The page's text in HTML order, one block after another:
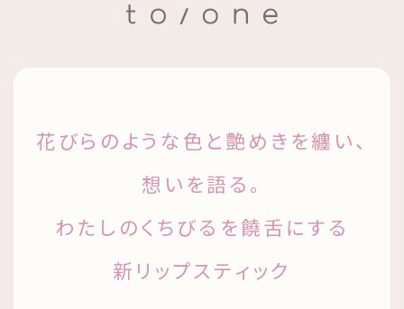
花びらのような色と艶めきを纏い、
想いを語る。
わたしのくちびるを饒舌にする
新リップスティック